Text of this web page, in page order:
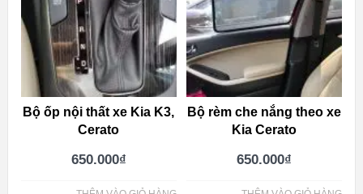
Bộ ốp nội thất xe Kia K3,
Cerato
650.000₫
Bộ rèm che nắng theo xe
Kia Cerato
650.000₫